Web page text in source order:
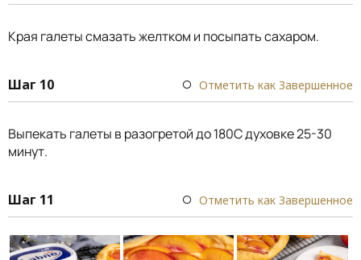
Края галеты смазать желтком и посыпать сахаром.
Шаг 10 Отметить как Завершенное
Выпекать галеты в разогретой до 180С духовке 25-30
минут.
Шаг 11 Отметить как Завершенное